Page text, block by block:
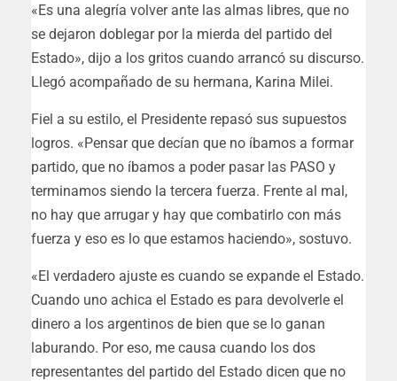
«Es una alegría volver ante las almas libres, que no
se dejaron doblegar por la mierda del partido del
Estado», dijo a los gritos cuando arrancó su discurso.
Llegó acompañado de su hermana, Karina Milei.
Fiel a su estilo, el Presidente repasó sus supuestos
logros. «Pensar que decían que no íbamos a formar
partido, que no íbamos a poder pasar las PASO y
terminamos siendo la tercera fuerza. Frente al mal,
no hay que arrugar y hay que combatirlo con más
fuerza y eso es lo que estamos haciendo», sostuvo.
«El verdadero ajuste es cuando se expande el Estado.
Cuando uno achica el Estado es para devolverle el
dinero a los argentinos de bien que se lo ganan
laburando. Por eso, me causa cuando los dos
representantes del partido del Estado dicen que no